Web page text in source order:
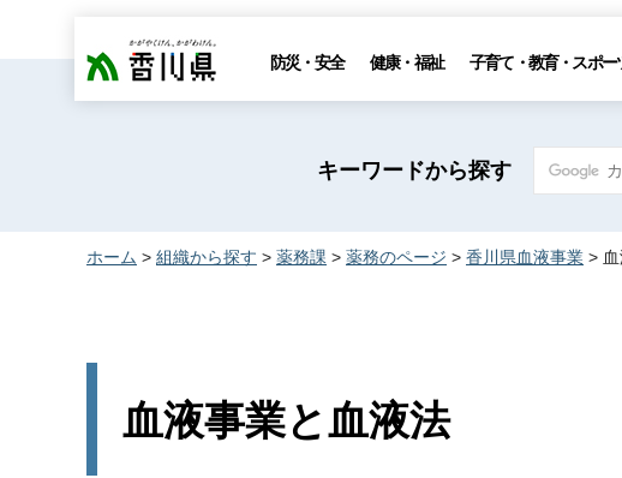
香川県 防災・安全 健康・福祉 子育て・教育・スポー
キーワードから探す
ホーム > 組織から探す > 薬務課 > 薬務のページ > 香川県血液事業 >
血液事業と血液法